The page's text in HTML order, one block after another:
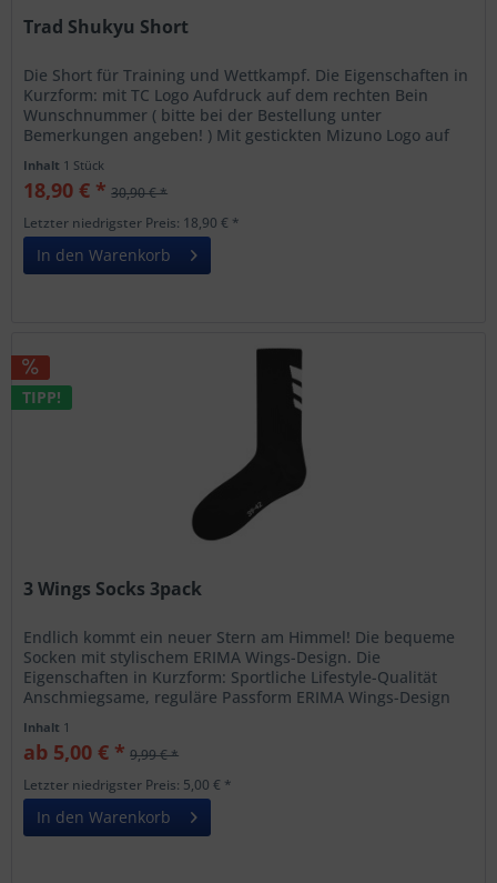
Trad Shukyu Short
Die Short für Training und Wettkampf. Die Eigenschaften in
Kurzform: mit TC Logo Aufdruck auf dem rechten Bein
Wunschnummer ( bitte bei der Bestellung unter
Bemerkungen angeben! ) Mit gestickten Mizuno Logo auf
Inhalt 1 Stück
18,90 € * 30,90 € *
Letzter niedrigster Preis: 18,90 € *
In den Warenkorb
TIPP!
3 Wings Socks 3pack
Endlich kommt ein neuer Stern am Himmel! Die bequeme
Socken mit stylischem ERIMA Wings-Design. Die
Eigenschaften in Kurzform: Sportliche Lifestyle-Qualität
Anschmiegsame, reguläre Passform ERIMA Wings-Design
Inhalt 1
ab 5,00 € * 9,99 € *
Letzter niedrigster Preis: 5,00 € *
In den Warenkorb